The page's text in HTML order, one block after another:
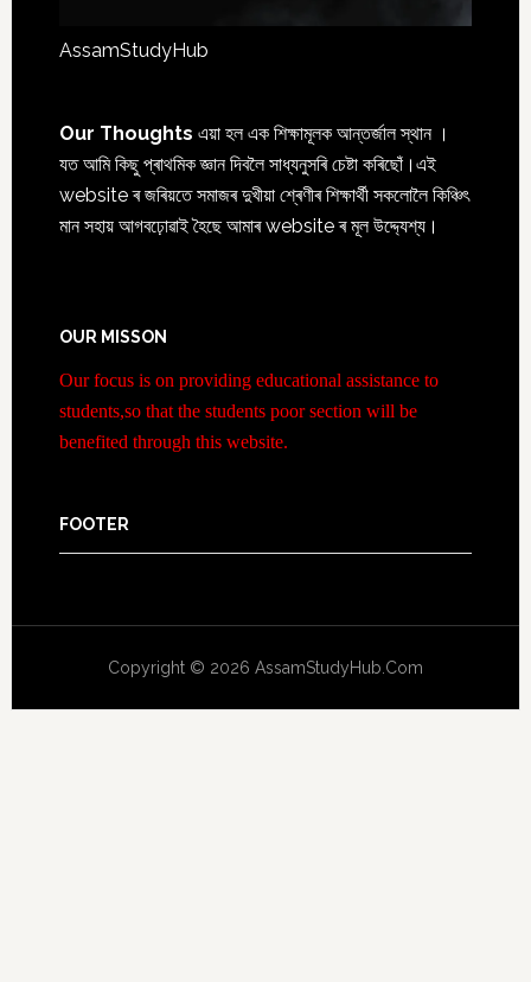
AssamStudyHub
Our Thoughts এয়া হল এক শিক্ষামূলক আন্তৰ্জাল স্থান ।
যত আমি কিছু প্ৰাথমিক জ্ঞান দিবলৈ সাধ্যনুসৰি চেষ্টা কৰিছোঁ।এই
website ৰ জৰিয়তে সমাজৰ দুখীয়া শ্ৰেণীৰ শিক্ষাৰ্থী সকলোলৈ কিঞ্চিৎ
মান সহায় আগবঢ়োৱাই হৈছে আমাৰ website ৰ মূল উদ্দ্যেশ্য।
OUR MISSON
Our focus is on providing educational assistance to
students,so that the students poor section will be
benefited through this website.
FOOTER
Copyright © 2026 AssamStudyHub.Com